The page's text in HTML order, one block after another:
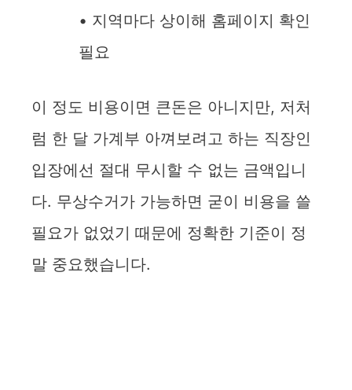
• 지역마다 상이해 홈페이지 확인
필요
이 정도 비용이면 큰돈은 아니지만, 저처
럼 한 달 가계부 아껴보려고 하는 직장인
입장에선 절대 무시할 수 없는 금액입니
다. 무상수거가 가능하면 굳이 비용을 쓸
필요가 없었기 때문에 정확한 기준이 정
말 중요했습니다.